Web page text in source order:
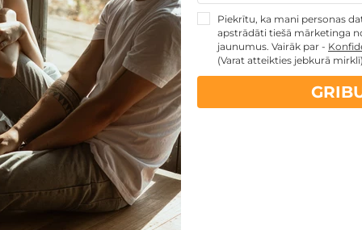
Noteikumi
piedāvājumi:
TOP piedāvājumus
Piekrītu, ka mani personas
apstrādāti tiešā mārketinga
jaunumus. Vairāk par -
(Varat atteikties jebkurā mirklī)